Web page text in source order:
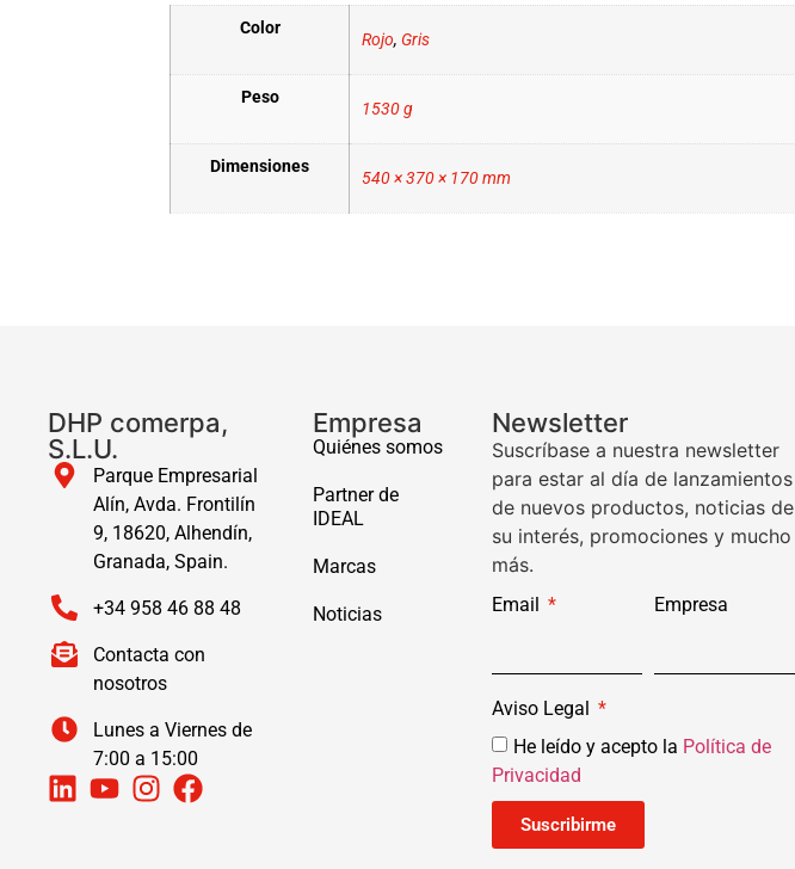
Color
Rojo, Gris
Peso
1530 g
Dimensiones
540 × 370 × 170 mm
DHP comerpa,
S.L.U.
Parque Empresarial
Alín, Avda. Frontilín
9, 18620, Alhendín,
Granada, Spain.
+34 958 46 88 48
Contacta con
nosotros
Lunes a Viernes de
7:00 a 15:00
Empresa
Quiénes somos
Partner de
IDEAL
Marcas
Noticias
Newsletter
Suscríbase a nuestra newsletter
para estar al día de lanzamientos
de nuevos productos, noticias de
su interés, promociones y mucho
más.
Email Empresa
Aviso Legal
He leído y acepto la Política de
Privacidad
Suscribirme